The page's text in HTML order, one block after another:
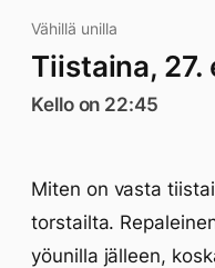
Vähillä unilla
Tiistaina,
Kello on 22:45
Miten on vasta
torstailta.
yöunilla jälleen,